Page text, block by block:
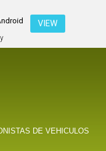
VIEW
DE VEHICULOS